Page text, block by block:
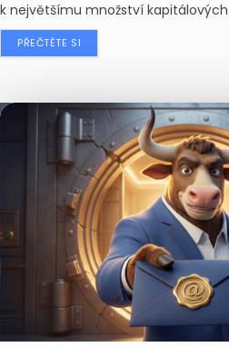
k největšímu množství
PŘEČTĚTE SI
Nejčtenější